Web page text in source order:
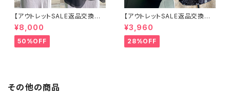
【アウトレットSALE返品交換不
可8/20まで】イタリア製 CASA
DEILUCA ITALY｜前フリル＆B
IGフリルトップス /ブラック
¥8,000
50%OFF
【アウトレットSALE返品交換不
可8/20まで】ワッフル立体フラワ
ー＆無地 2way リバーシブルハ
ット・ワイヤー入り変形ハット・フ
ラワー帽子【ブラック】
¥3,960
28%OFF
その他の商品